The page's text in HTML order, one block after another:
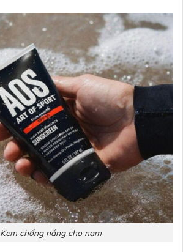
Kem chống nắng cho nam